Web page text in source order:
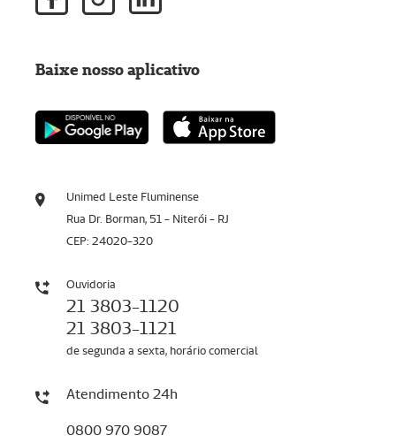
Unimed Leste Fluminense
Rua Dr. Borman, 51 - Niterói - RJ
CEP: 24020-320
Ouvidoria
21 3803-1120
21 3803-1121
de segunda a sexta, horário comercial
Atendimento 24h
0800 970 9087
Baixe nosso aplicativo